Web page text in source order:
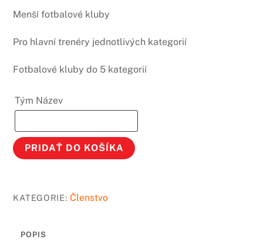
Menší fotbalové kluby
Pro hlavní trenéry jednotlivých kategorií
Fotbalové kluby do 5 kategorií
Tým Název
BASIC
multilicence
kluby
PRIDAŤ DO KOŠÍKA
KATEGORIE:Členstvo
POPIS